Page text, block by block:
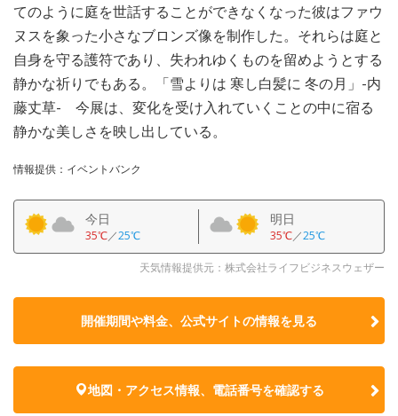
てのように庭を世話することができなくなった彼はファウ
ヌスを象った小さなブロンズ像を制作した。それらは庭と
自身を守る護符であり、失われゆくものを留めようとする
静かな祈りでもある。「雪よりは 寒し白髪に 冬の月」-内
藤丈草- 今展は、変化を受け入れていくことの中に宿る
静かな美しさを映し出している。
情報提供：イベントバンク
今日
35℃／25℃
明日
35℃／25℃
天気情報提供元：株式会社ライフビジネスウェザー
開催期間や料金、公式サイトの情報を見る
地図・アクセス情報、電話番号を確認する